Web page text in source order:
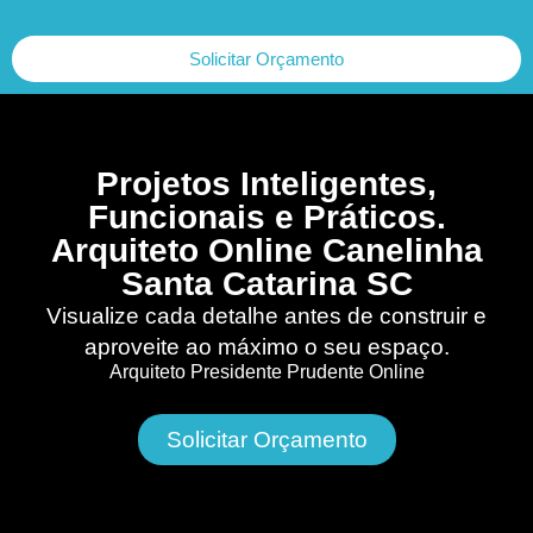
Solicitar Orçamento
Projetos Inteligentes,
Funcionais e Práticos.
Arquiteto Online Canelinha
Santa Catarina SC
Visualize cada detalhe antes de construir e
aproveite ao máximo o seu espaço.
Arquiteto Presidente Prudente Online
Solicitar Orçamento